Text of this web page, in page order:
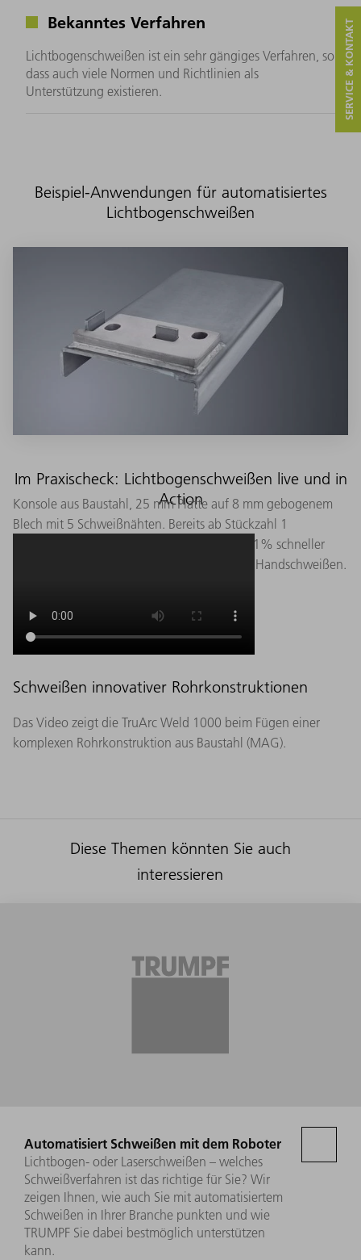
Bekanntes Verfahren
Lichtbogenschweißen ist ein sehr gängiges Verfahren, so
dass auch viele Normen und Richtlinien als
Unterstützung existieren.
Beispiel-Anwendungen für automatisiertes
Lichtbogenschweißen
Konsole aus Baustahl, 25 mm Platte auf 8 mm gebogenem
Blech mit 5 Schweißnähten. Bereits ab Stückzahl 1
schweißen Sie dieses Bauteil automatisiert 21% schneller
(inklusive programmieren) im Vergleich zum Handschweißen.
Im Praxischeck: Lichtbogenschweißen live und in
Action
Schweißen innovativer Rohrkonstruktionen
Das Video zeigt die TruArc Weld 1000 beim Fügen einer
komplexen Rohrkonstruktion aus Baustahl (MAG).
Diese Themen könnten Sie auch
interessieren
Automatisiert Schweißen mit dem Roboter
Lichtbogen- oder Laserschweißen – welches
Schweißverfahren ist das richtige für Sie? Wir
zeigen Ihnen, wie auch Sie mit automatisiertem
Schweißen in Ihrer Branche punkten und wie
TRUMPF Sie dabei bestmöglich unterstützen
kann.
SERVICE & KONTAKT